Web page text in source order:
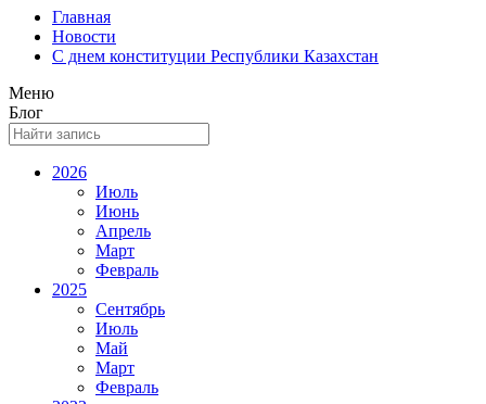
Главная
Новости
С днем конституции Республики Казахстан
Меню
Блог
2026
Июль
Июнь
Апрель
Март
Февраль
2025
Сентябрь
Июль
Май
Март
Февраль